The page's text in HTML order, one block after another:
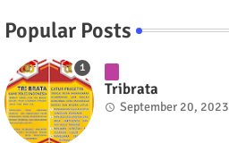
Popular Posts
Tribrata
September 20, 2023